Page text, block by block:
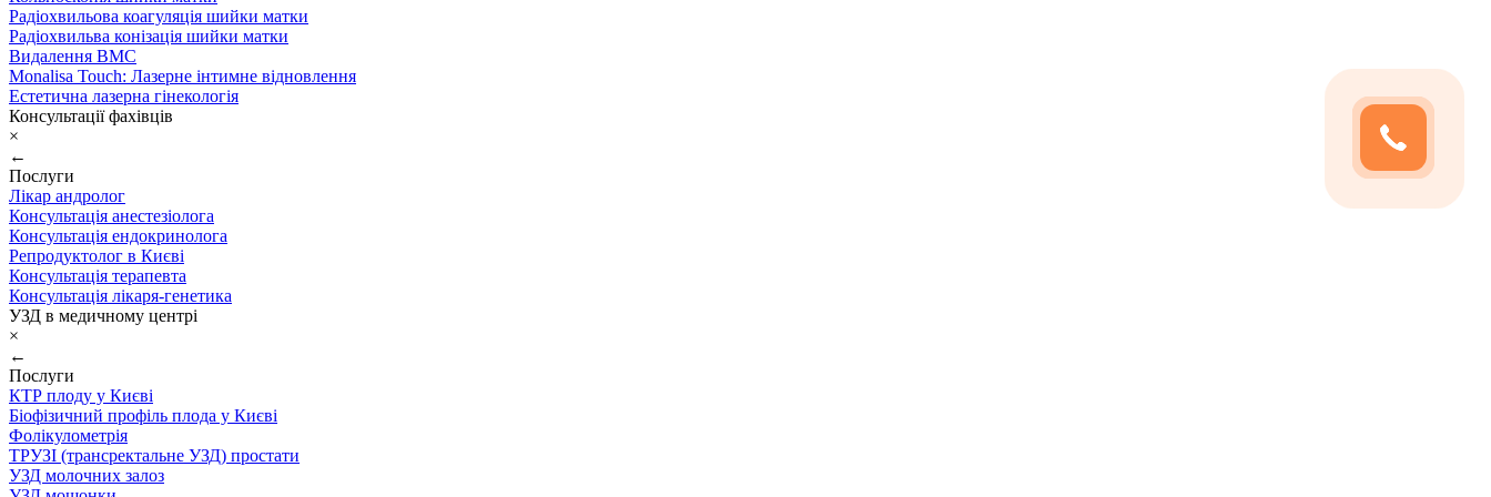
Радіохвильова коагуляція шийки матки
Радіохвильва конізація шийки матки
Видалення ВМС
Monalisa Touch: Лазерне інтимне відновлення
Естетична лазерна гінекологія
Консультації фахівців
×
←
Послуги
Лікар андролог
Консультація анестезіолога
Консультація ендокринолога
Репродуктолог в Києві
Консультація терапевта
Консультація лікаря-генетика
УЗД в медичному центрі
×
←
Послуги
КТР плоду у Києві
Біофізичний профіль плода у Києві
Фолікулометрія
ТРУЗІ (трансректальне УЗД) простати
УЗД молочних залоз